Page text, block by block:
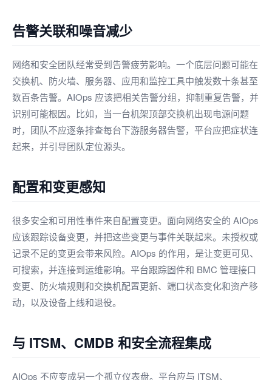
告警关联和噪音减少
网络和安全团队经常受到告警疲劳影响。一个底层问题可能在
交换机、防火墙、服务器、应用和监控工具中触发数十条甚至
数百条告警。AIOps 应该把相关告警分组，抑制重复告警，并
识别可能根因。比如，当一台机架顶部交换机出现电源问题
时，团队不应逐条排查每台下游服务器告警，平台应把症状连
起来，并引导团队定位源头。
配置和变更感知
很多安全和可用性事件来自配置变更。面向网络安全的 AIOps
应该跟踪设备变更，并把这些变更与事件关联起来。未授权或
记录不足的变更会带来风险。AIOps 的作用，是让变更可见、
可搜索，并连接到运维影响。平台跟踪固件和 BMC 管理接口
变更、防火墙规则和交换机配置更新、端口状态变化和资产移
动，以及设备上线和退役。
与 ITSM、CMDB 和安全流程集成
AIOps 不应变成另一个孤立仪表盘。平台应与 ITSM、